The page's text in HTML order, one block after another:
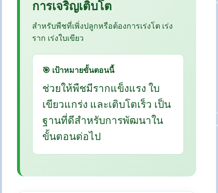
การเจริญเติบโต
สำหรับพืชที่เพิ่งปลูกหรือต้องการเร่งโต เร่ง
ราก เร่งใบเขียว
🎯 เป้าหมายขั้นตอนนี้
ช่วยให้พืชมีรากแข็งแรง ใบ
เขียวแกร่ง และเติบโตเร็ว เป็น
ฐานที่ดีสำหรับการพัฒนาใน
ขั้นตอนต่อไป